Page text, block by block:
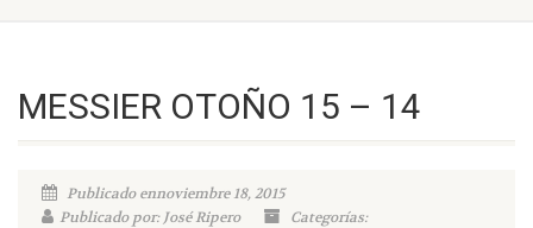
MESSIER OTOÑO 15 – 14
Publicado ennoviembre 18, 2015
Publicado por: José Ripero
Categorías: